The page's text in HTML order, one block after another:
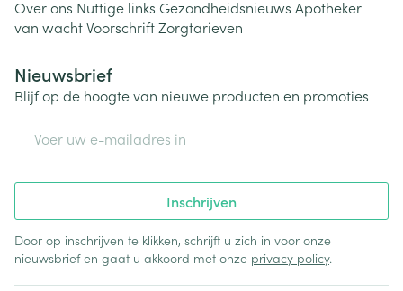
Over ons Nuttige links Gezondheidsnieuws Apotheker
van wachtVoorschriftZorgtarieven
Nieuwsbrief
Blijf op de hoogte van nieuwe producten en promoties
Inschrijven
Door op inschrijven te klikken, schrijft u zich in voor onze
nieuwsbrief en gaat u akkoord met onze privacy policy.